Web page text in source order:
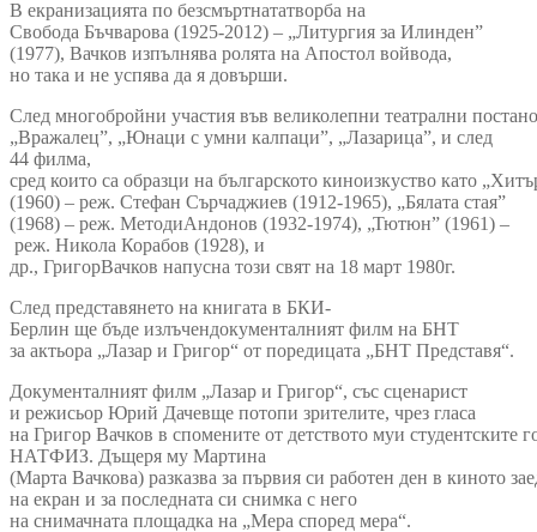
В екранизацията по безсмъртнататворба на
Свобода Бъчварова (1925-2012) – „Литургия за Илинден”
(1977), Вачков изпълнява ролята на Апостол войвода,
но така и не успява да я довърши.
След многобройни участия във великолепни театрални
„Вражалец”, „Юнаци с умни калпаци”, „Лазарица”, и след
44 филма,
сред които са образци на българското киноизкуство като
(1960) – реж. Стефан Сърчаджиев (1912-1965), „Бялата стая”
(1968) – реж. МетодиАндонов (1932-1974), „Тютюн” (1961) –
реж. Никола Корабов (1928), и
др., ГригорВачков напусна този свят на 18 март 1980г.
След представянето на книгата в БКИ-
Берлин ще бъде излъчендокументалният филм на БНТ
за актьора „Лазар и Григор“ от поредицата „БНТ Представя“.
Документалният филм „Лазар и Григор“, със сценарист
и режисьор Юрий Дачевще потопи зрителите, чрез гласа
на Григор Вачков в спомените от детството муи студентските
НАТФИЗ. Дъщеря му Мартина
(Марта Вачкова) разказва за първия си работен ден в киното
на екран и за последната си снимка с него
на снимачната площадка на „Мера според мера“.